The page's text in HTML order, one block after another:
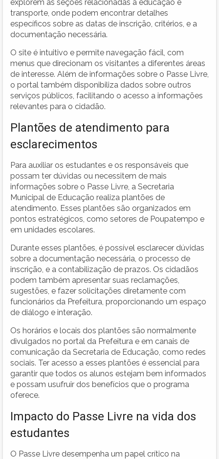
explorem as seções relacionadas à educação e
transporte, onde podem encontrar detalhes
específicos sobre as datas de inscrição, critérios, e a
documentação necessária.
O site é intuitivo e permite navegação fácil, com
menus que direcionam os visitantes a diferentes áreas
de interesse. Além de informações sobre o Passe Livre,
o portal também disponibiliza dados sobre outros
serviços públicos, facilitando o acesso a informações
relevantes para o cidadão.
Plantões de atendimento para
esclarecimentos
Para auxiliar os estudantes e os responsáveis que
possam ter dúvidas ou necessitem de mais
informações sobre o Passe Livre, a Secretaria
Municipal de Educação realiza plantões de
atendimento. Esses plantões são organizados em
pontos estratégicos, como setores de Poupatempo e
em unidades escolares.
Durante esses plantões, é possível esclarecer dúvidas
sobre a documentação necessária, o processo de
inscrição, e a contabilização de prazos. Os cidadãos
podem também apresentar suas reclamações,
sugestões, e fazer solicitações diretamente com
funcionários da Prefeitura, proporcionando um espaço
de diálogo e interação.
Os horários e locais dos plantões são normalmente
divulgados no portal da Prefeitura e em canais de
comunicação da Secretaria de Educação, como redes
sociais. Ter acesso a esses plantões é essencial para
garantir que todos os alunos estejam bem informados
e possam usufruir dos benefícios que o programa
oferece.
Impacto do Passe Livre na vida dos
estudantes
O Passe Livre desempenha um papel crítico na